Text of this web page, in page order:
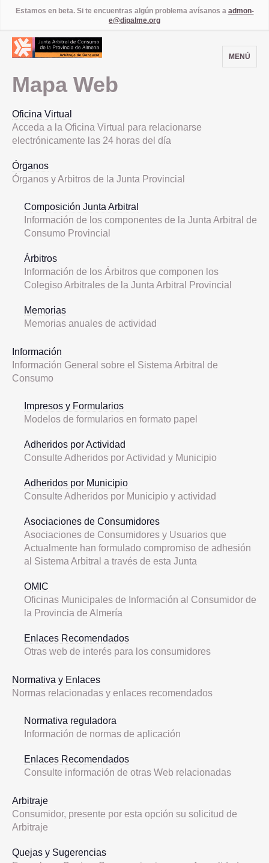
Estamos en beta. Si te encuentras algún problema avísanos a admon-
e@dipalme.org
MENÚ
Mapa Web
Oficina Virtual
Acceda a la Oficina Virtual para relacionarse
electrónicamente las 24 horas del día
Órganos
Órganos y Arbitros de la Junta Provincial
Composición Junta Arbitral
Información de los componentes de la Junta Arbitral de
Consumo Provincial
Árbitros
Información de los Árbitros que componen los
Colegiso Arbitrales de la Junta Arbitral Provincial
Memorias
Memorias anuales de actividad
Información
Información General sobre el Sistema Arbitral de
Consumo
Impresos y Formularios
Modelos de formularios en formato papel
Adheridos por Actividad
Consulte Adheridos por Actividad y Municipio
Adheridos por Municipio
Consulte Adheridos por Municipio y actividad
Asociaciones de Consumidores
Asociaciones de Consumidores y Usuarios que
Actualmente han formulado compromiso de adhesión
al Sistema Arbitral a través de esta Junta
OMIC
Oficinas Municipales de Información al Consumidor de
la Provincia de Almería
Enlaces Recomendados
Otras web de interés para los consumidores
Normativa y Enlaces
Normas relacionadas y enlaces recomendados
Normativa reguladora
Información de normas de aplicación
Enlaces Recomendados
Consulte información de otras Web relacionadas
Arbitraje
Consumidor, presente por esta opción su solicitud de
Arbitraje
Quejas y Sugerencias